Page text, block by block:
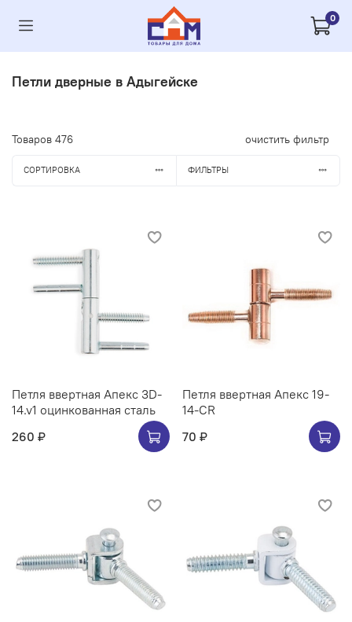
0
Петли дверные в Адыгейске
Товаров 476 очистить фильтр
СОРТИРОВКА ФИЛЬТРЫ
Петля ввертная Апекс 3D-
14.v1 оцинкованная сталь
260 ₽
Петля ввертная Апекс 19-
14-CR
70 ₽